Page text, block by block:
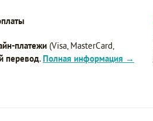
платежи (Visa, MasterCard,
перевод. Полная информация →